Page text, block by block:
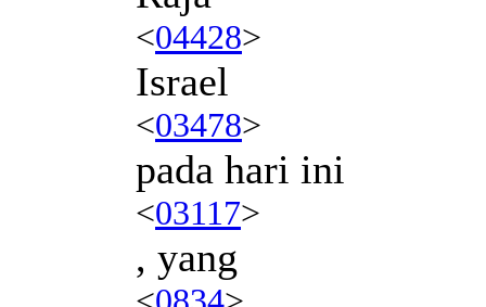
<04428>
Israel
<03478>
pada hari ini
<03117>
, yang